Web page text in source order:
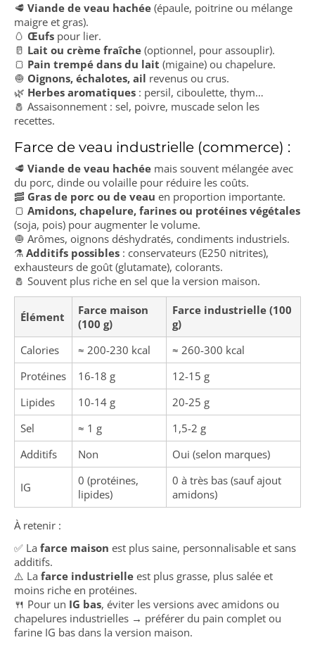
🥩 Viande de veau hachée (épaule, poitrine ou mélange
maigre et gras).
🥚 Œufs pour lier.
🥛 Lait ou crème fraîche (optionnel, pour assouplir).
🍞 Pain trempé dans du lait (migaine) ou chapelure.
🧅 Oignons, échalotes, ail revenus ou crus.
🌿 Herbes aromatiques : persil, ciboulette, thym…
🧂 Assaisonnement : sel, poivre, muscade selon les
recettes.
Farce de veau industrielle (commerce) :
🥩 Viande de veau hachée mais souvent mélangée avec
du porc, dinde ou volaille pour réduire les coûts.
🥓 Gras de porc ou de veau en proportion importante.
🍞 Amidons, chapelure, farines ou protéines végétales
(soja, pois) pour augmenter le volume.
🧅 Arômes, oignons déshydratés, condiments industriels.
⚗️ Additifs possibles : conservateurs (E250 nitrites),
exhausteurs de goût (glutamate), colorants.
🧂 Souvent plus riche en sel que la version maison.
Élément
Farce maison
(100 g)
Farce industrielle (100
g)
Calories
≈ 200-230 kcal
≈ 260-300 kcal
Protéines
16-18 g
12-15 g
Lipides
10-14 g
20-25 g
Sel
≈ 1 g
1,5-2 g
Additifs
Non Oui (selon marques)
IG
0 (protéines,
lipides)
0 à très bas (sauf ajout
amidons)
À retenir :
✅ La farce maison est plus saine, personnalisable et sans
additifs.
⚠️ La farce industrielle est plus grasse, plus salée et
moins riche en protéines.
🍴 Pour un IG bas, éviter les versions avec amidons ou
chapelures industrielles → préférer du pain complet ou
farine IG bas dans la version maison.